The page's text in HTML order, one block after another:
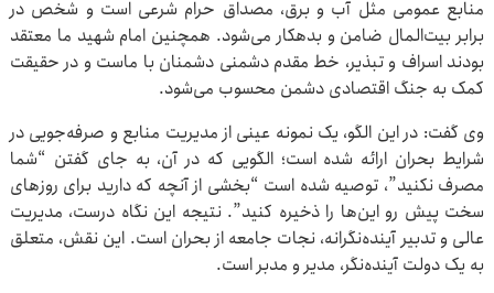
منابع عمومی مثل آب و برق، مصداق حرام شرعی است و شخص در
برابر بیت‌المال ضامن و بدهکار می‌شود. همچنین امام شهید ما معتقد
بودند اسراف و تبذیر، خط مقدم دشمنی دشمنان با ماست و در حقیقت
کمک به جنگ اقتصادی دشمن محسوب می‌شود.
وی گفت: در این الگو، یک نمونه عینی از مدیریت منابع و صرفه‌جویی در
شرایط بحران ارائه شده است؛ الگویی که در آن، به جای گفتن “شما
مصرف نکنید”، توصیه شده است “بخشی از آنچه که دارید برای روزهای
سخت پیش رو این‌ها را ذخیره کنید”. نتیجه این نگاه درست، مدیریت
عالی و تدبیر آینده‌نگرانه، نجات جامعه از بحران است. این نقش، متعلق
به یک دولت آینده‌نگر، مدیر و مدبر است.